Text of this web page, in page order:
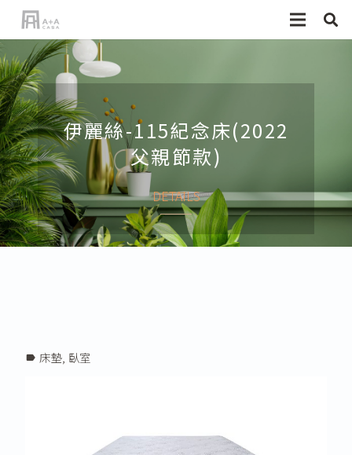
伊麗絲-115紀念床(2022
父親節款)
DETAILS
label 床墊, 臥室